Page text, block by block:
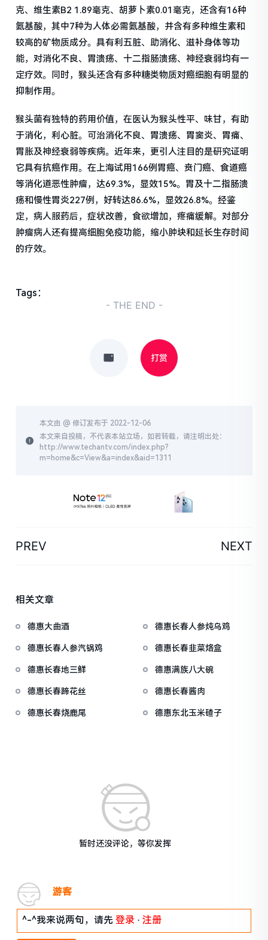
克、维生素B2 1.89毫克、胡萝卜素0.01毫克，还含有16种
氨基酸，其中7种为人体必需氨基酸，并含有多种维生素和
较高的矿物质成分。具有利五脏、助消化、滋补身体等功
能，对消化不良、胃溃疡、十二指肠溃疡、神经衰弱均有一
定疗效。同时，猴头还含有多种糖类物质对癌细胞有明显的
抑制作用。
猴头菌有独特的药用价值，在医认为猴头性平、味甘，有助
于消化，利心脏。可治消化不良、胃溃疡、胃窦炎、胃痛、
胃胀及神经衰弱等疾病。近年来，更引人注目的是研究证明
它具有抗癌作用。在上海试用166例胃癌、贲门癌、食道癌
等消化道恶性肿瘤，达69.3%，显效15%。胃及十二指肠溃
疡和慢性胃炎227例，好转达86.6%，显效26.8%。经鉴
定，病人服药后，症状改善，食欲增加，疼痛缓解。对部分
肿瘤病人还有提高细胞免疫功能，缩小肿块和延长生存时间
的疗效。
Tags：
- THE END -
打赏
本文由 @ 修订发布于 2022-12-06
本文来自投稿，不代表本站立场，如若转载，请注明出处：
http://www.techantv.com/index.php?
m=home&c=View&a=index&aid=1311
PREV NEXT
相关文章
德惠大曲酒 德惠长春人参炖乌鸡
德惠长春人参汽锅鸡 德惠长春韭菜烙盒
德惠长春地三鲜 德惠满族八大碗
德惠长春蹄花丝 德惠长春酱肉
德惠长春烧鹿尾 德惠东北玉米碴子
暂时还没评论，等你发挥
游客
^-^我来说两句，请先登录 · 注册